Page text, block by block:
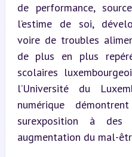
de performance,
l’estime de soi,
voire de troubles
de plus en plus
scolaires
l’Université du
numérique
surexposition à des
augmentation du mal-